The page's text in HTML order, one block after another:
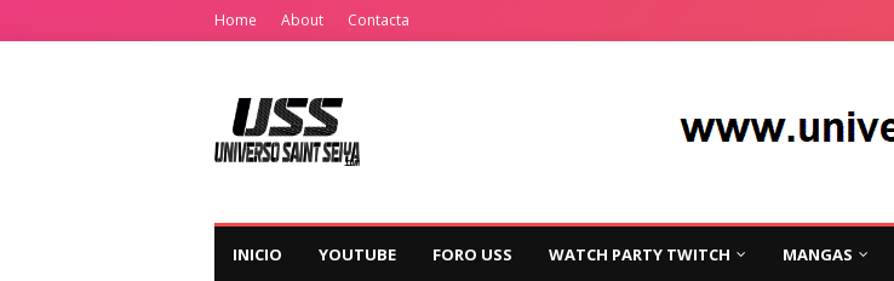
Home About Contacta
INICIO YOUTUBE FORO USS WATCH PARTY TWITCH MANGAS